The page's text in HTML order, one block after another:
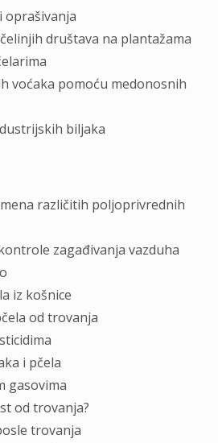
oprašivanja
društava na plantažama
voćaka pomoću medonosnih
biljaka
različitih poljoprivrednih
zagađivanja vazduha
iz košnice
od trovanja
i pčela
gasovima
od trovanja?
trovanja